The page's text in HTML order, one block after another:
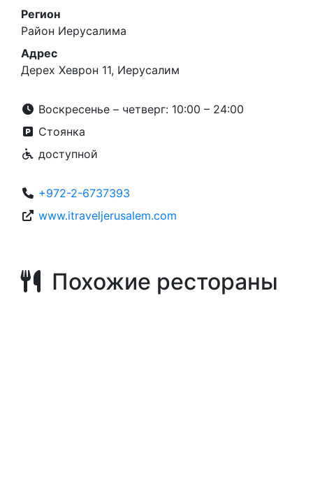
Регион
Район Иерусалима
Адрес
Дерех Хеврон 11, Иерусалим
Воскресенье – четверг: 10:00 – 24:00
Стоянка
доступной
+972-2-6737393
www.itraveljerusalem.com
Похожие рестораны